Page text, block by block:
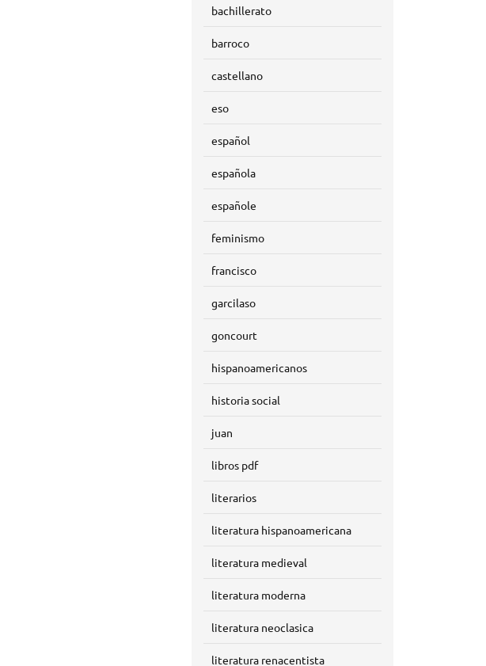
bachillerato
barroco
castellano
eso
español
española
españole
feminismo
francisco
garcilaso
goncourt
hispanoamericanos
historia social
juan
libros pdf
literarios
literatura hispanoamericana
literatura medieval
literatura moderna
literatura neoclasica
literatura renacentista